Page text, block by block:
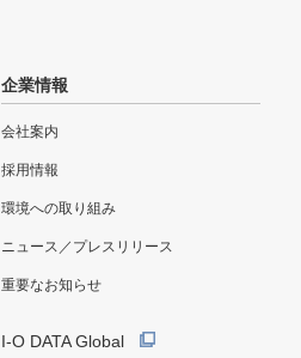
企業情報
会社案内
採用情報
環境への取り組み
ニュース／プレスリリース
重要なお知らせ
I-O DATA Global